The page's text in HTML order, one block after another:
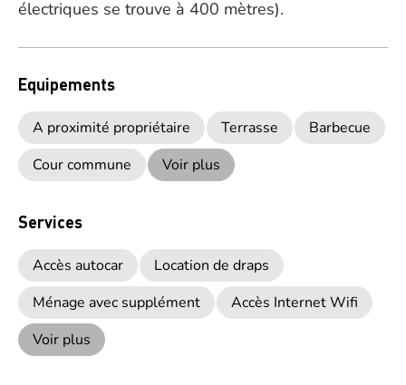
électriques se trouve à 400 mètres).
Equipements
A proximité propriétaire Terrasse
Barbecue
Cour commune
Voir plus
Services
Accès autocar
Location de draps
Ménage avec supplément
Accès Internet Wifi
Voir plus